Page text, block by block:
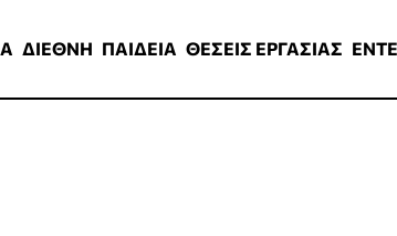
ΔΙΕΘΝΗ ΠΑΙΔΕΙΑ ΘΕΣΕΙΣ ΕΡΓΑΣΙΑΣ